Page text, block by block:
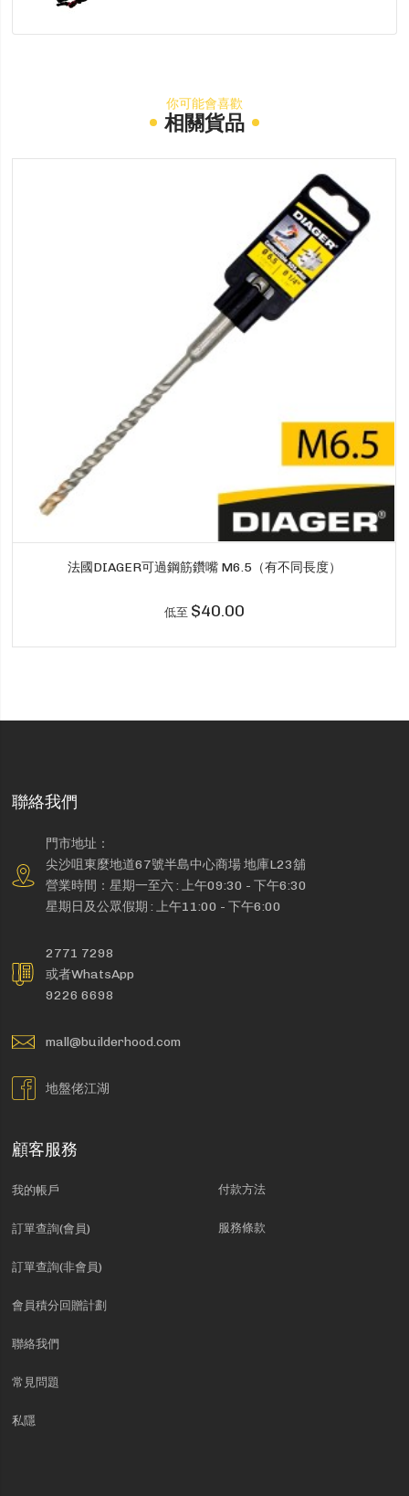
你可能會喜歡
相關貨品
法國DIAGER可過鋼筋鑽嘴 M6.5（有不同長度）
低至 $40.00
聯絡我們
門市地址：
尖沙咀東麼地道67號半島中心商場 地庫L23舖
營業時間：星期一至六 : 上午09:30 - 下午6:30
星期日及公眾假期 : 上午11:00 - 下午6:00
2771 7298
或者WhatsApp
9226 6698
mall@builderhood.com
地盤佬江湖
顧客服務
我的帳戶
訂單查詢(會員)
訂單查詢(非會員)
會員積分回贈計劃
聯絡我們
常見問題
私隱
付款方法
服務條款